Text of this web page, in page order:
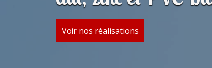
Voir nos réalisations